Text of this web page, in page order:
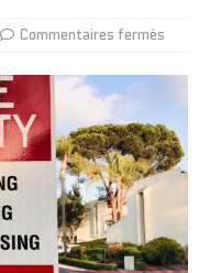
Commentaires fermés